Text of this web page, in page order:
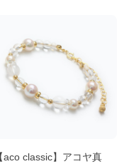
aco classic】アコヤ真